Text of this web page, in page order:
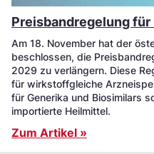
Preisbandregelung
Am 18. November hat der
beschlossen, die
2029 zu verlängern. Diese
für wirkstoffgleiche
für Generika und Biosimilars
importierte Heilmittel.
Zum Artikel »